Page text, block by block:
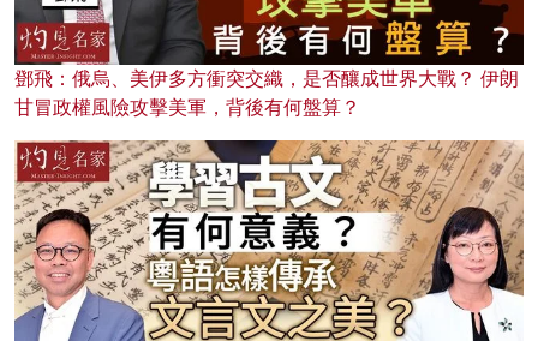
鄧飛：俄烏、美伊多方衝突交織，是否釀成世界大戰？ 伊朗
甘冒政權風險攻擊美軍，背後有何盤算？